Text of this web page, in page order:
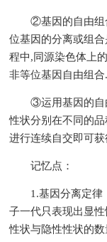
②基因的自由组合
位基因的分离或组
程中,同源染色体上
非等位基因自由组合.
③运用基因的自由
性状分别在不同的
进行连续自交即可
记忆点：
1.基因分离定律：
子一代只表现出显
性状与隐性性状的